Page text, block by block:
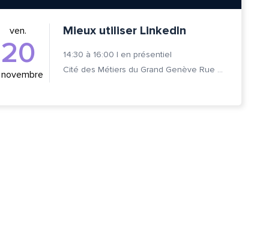
ven.
20
novembre
Mieux utiliser LinkedIn
14:30 à 16:00 | en présentiel
Cité des Métiers du Grand Genève Rue Prévost-Martin 6 1205 Genève